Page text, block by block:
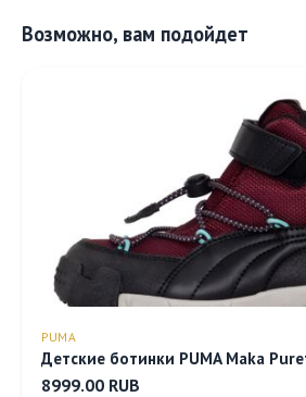
Возможно, вам подойдет
PUMA
Детские ботинки PUMA Maka
8999.00 RUB